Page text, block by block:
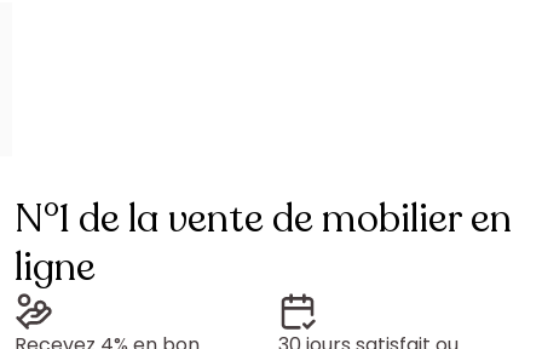
N°1 de la vente de mobilier en
ligne